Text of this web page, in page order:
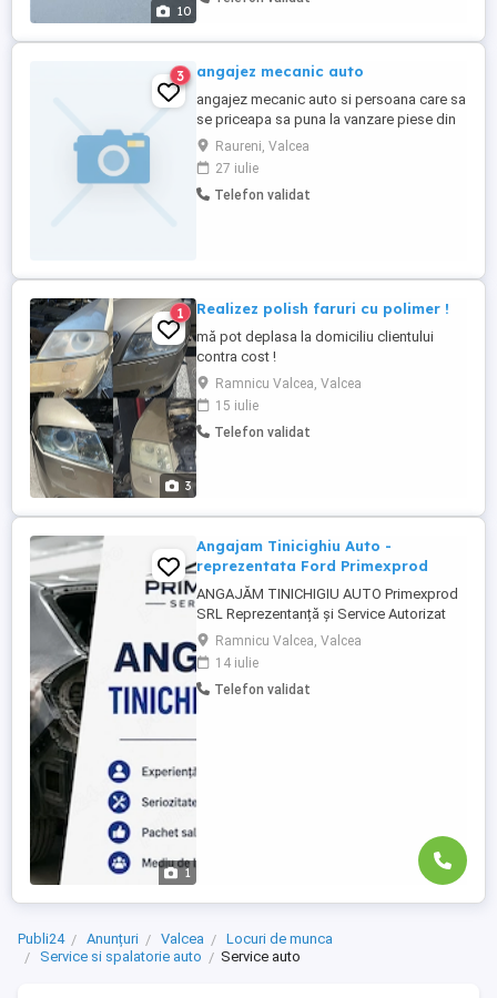
10
limba italiana nu este ...
3 angajez mecanic auto
angajez mecanic auto si persoana care sa
se priceapa sa puna la vanzare piese din
dezmembrari pe internet full time program
de 8h zi luni-vineri salariu 2500-5000
numar de posturi :2 mai multe detali la nr
de tel:
Raureni, Valcea
27 iulie
Telefon validat
3
1 Realizez polish faruri cu polimer !
mă pot deplasa la domiciliu clientului
contra cost !
Ramnicu Valcea, Valcea
15 iulie
Telefon validat
1
Angajam Tinicighiu Auto -
reprezentata Ford Primexprod
ANGAJĂM TINICHIGIU AUTO Primexprod
SRL Reprezentanță și Service Autorizat
Ford își mărește echipa! Hai sa ne
cunoastem ! Căutăm Tinichigiu Auto cu
experiență, serios și responsabil. Oferim:
Contract de muncă pe perioadă
Ramnicu Valcea, Valcea
14 iulie
Telefon validat
Publi24 Anunțuri Valcea
Locuri de munca
Service si spalatorie auto
Service auto